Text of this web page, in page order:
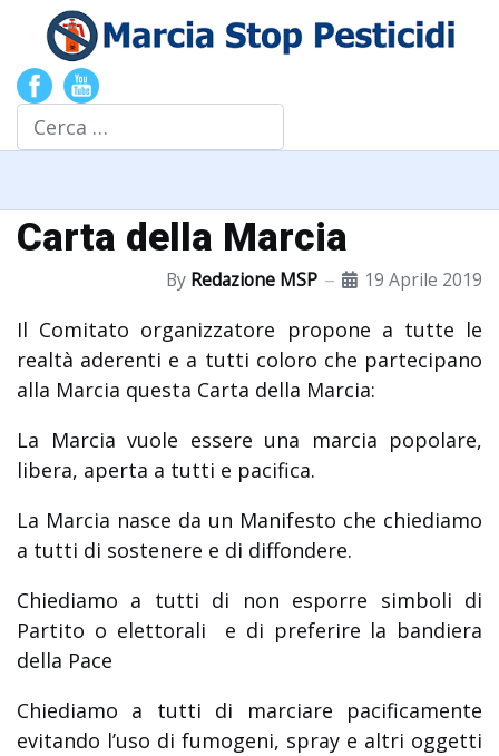
Cerca
Carta della Marcia
By Redazione MSP 19 Aprile 2019
Il Comitato organizzatore propone a tutte le
realtà aderenti e a tutti coloro che partecipano
alla Marcia questa Carta della Marcia:
La Marcia vuole essere una marcia popolare,
libera, aperta a tutti e pacifica.
La Marcia nasce da un Manifesto che chiediamo
a tutti di sostenere e di diffondere.
Chiediamo a tutti di non esporre simboli di
Partito o elettorali e di preferire la bandiera
della Pace
Chiediamo a tutti di marciare pacificamente
evitando l’uso di fumogeni, spray e altri oggetti